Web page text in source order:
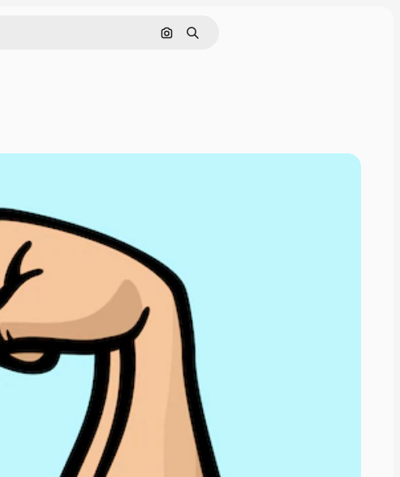
Nach Bild suchen
Suchen